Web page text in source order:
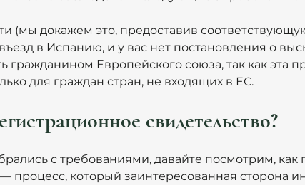
(мы докажем это, предоставив
в Испанию, и у вас нет постановления о
Европейского союза, так как эта
для граждан стран, не входящих в ЕС.
свидетельство?
с требованиями, давайте посмотрим, как
процесс, который заинтересованная сторона